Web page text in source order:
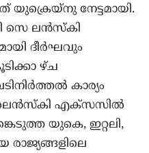
നേട്ടമായി.
സെ ലൻസ്കി
ദീർഘവും
ഴ്ച
കാര്യം
എക്സ‌സിൽ
യുകെ, ഇറ്റലി,
രാജ്യങ്ങളിലെ